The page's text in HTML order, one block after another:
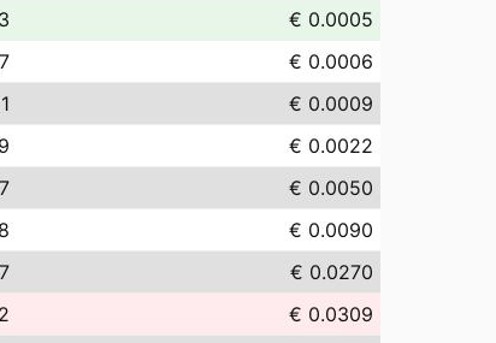
€ 0.0005
€ 0.0006
€ 0.0009
€ 0.0022
€ 0.0050
€ 0.0090
€ 0.0270
€ 0.0309